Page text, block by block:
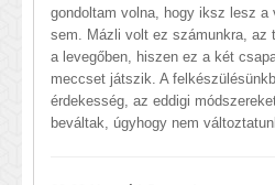
gondoltam volna, hogy iksz lesz a
sem. Mázli volt ez számunkra, az
a levegőben, hiszen ez a két
meccset játszik. A
érdekesség, az eddigi
beváltak, úgyhogy nem